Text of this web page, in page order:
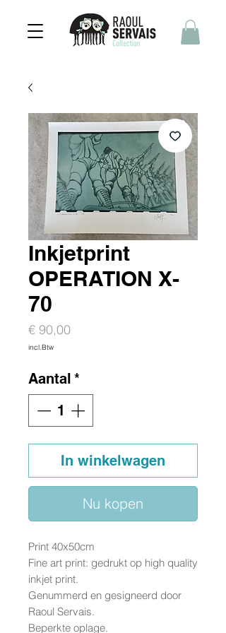
Inkjetprint
OPERATION X-
70
€ 90,00Prijs
incl.Btw
Aantal *
In winkelwagen
Nu kopen
Print 40x50cm
Fine art print: gedrukt op high quality
inkjet print.
Genummerd en gesigneerd door
Raoul Servais.
Beperkte oplage.